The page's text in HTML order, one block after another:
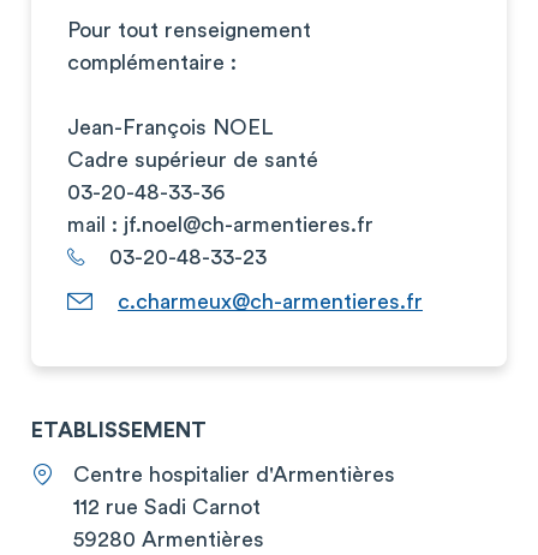
Pour tout renseignement
complémentaire :
Jean-François NOEL
Cadre supérieur de santé
03-20-48-33-36
mail : jf.noel@ch-armentieres.fr
03-20-48-33-23
c.charmeux@ch-armentieres.fr
ETABLISSEMENT
Centre hospitalier d'Armentières
112 rue Sadi Carnot
59280 Armentières